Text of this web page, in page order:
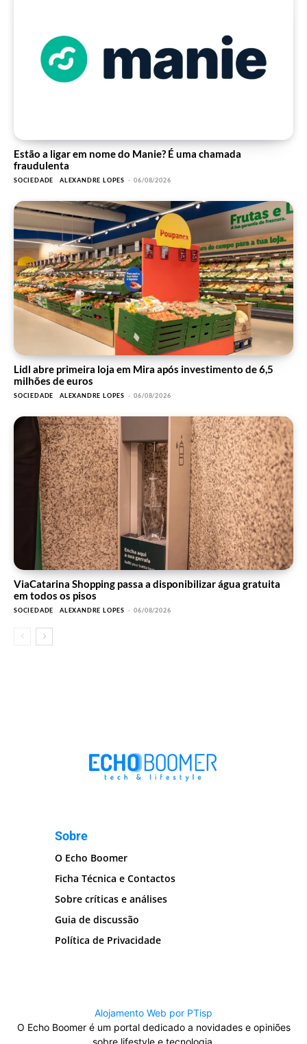
Estão a ligar em nome do Manie? É uma chamada
fraudulenta
SOCIEDADE ALEXANDRE LOPES - 06/08/2026
Lidl abre primeira loja em Mira após investimento de 6,5
milhões de euros
SOCIEDADE ALEXANDRE LOPES - 06/08/2026
ViaCatarina Shopping passa a disponibilizar água gratuita
em todos os pisos
SOCIEDADE ALEXANDRE LOPES - 06/08/2026
Sobre
O Echo Boomer
Ficha Técnica e Contactos
Sobre críticas e análises
Guia de discussão
Política de Privacidade
Alojamento Web por PTisp
O Echo Boomer é um portal dedicado a novidades e opiniões